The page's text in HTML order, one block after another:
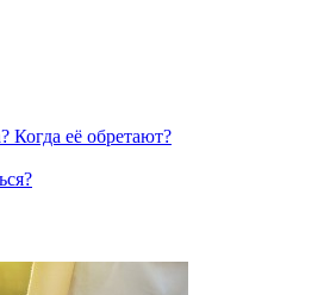
Когда её обретают?